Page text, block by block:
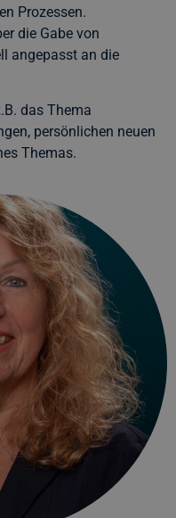
Prozessen.
die Gabe von
angepasst an die
das Thema
persönlichen neuen
Themas.